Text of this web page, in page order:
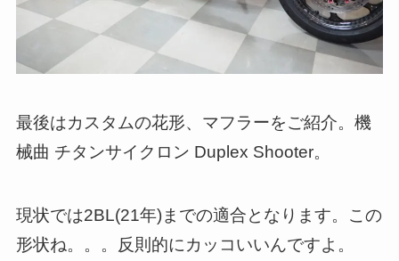
最後はカスタムの花形、マフラーをご紹介。機
械曲 チタンサイクロン Duplex Shooter。
現状では2BL(21年)までの適合となります。この
形状ね。。。反則的にカッコいいんですよ。